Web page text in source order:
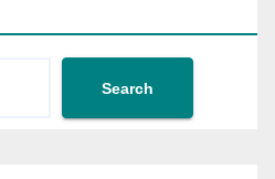
Search